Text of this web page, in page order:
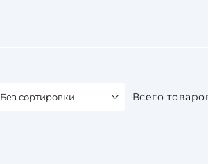
Без сортировки Всего